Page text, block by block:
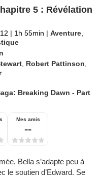
5 : Révélation
| 1h 55min | Aventure
Robert Pattinson
Breaking Dawn - Part
Mes amis
--
Bella s’adapte peu à
le soutien d’Edward. Se